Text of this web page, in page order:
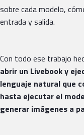
sobre cada modelo,
entrada y salida.
Con todo ese trabajo
abrir un Livebook y
lenguaje natural que
hasta ejecutar el
generar imágenes a